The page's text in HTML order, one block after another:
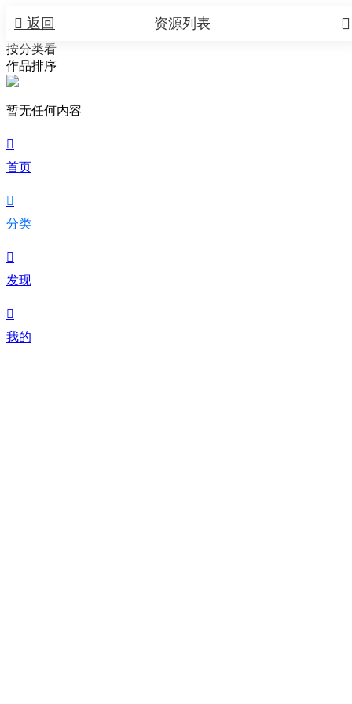
 返回 
资源列表
按分类看
作品排序
暂无任何内容

首页

分类

发现

我的